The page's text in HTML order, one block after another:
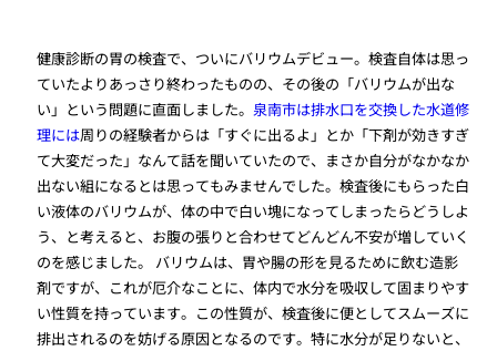
健康診断の胃の検査で、ついにバリウムデビュー。検査自体は思っ
ていたよりあっさり終わったものの、その後の「バリウムが出な
い」という問題に直面しました。泉南市は排水口を交換した水道修
理には周りの経験者からは「すぐに出るよ」とか「下剤が効きすぎ
て大変だった」なんて話を聞いていたので、まさか自分がなかなか
出ない組になるとは思ってもみませんでした。検査後にもらった白
い液体のバリウムが、体の中で白い塊になってしまったらどうしよ
う、と考えると、お腹の張りと合わせてどんどん不安が増していく
のを感じました。 バリウムは、胃や腸の形を見るために飲む造影
剤ですが、これが厄介なことに、体内で水分を吸収して固まりやす
い性質を持っています。この性質が、検査後に便としてスムーズに
排出されるのを妨げる原因となるのです。特に水分が足りないと、